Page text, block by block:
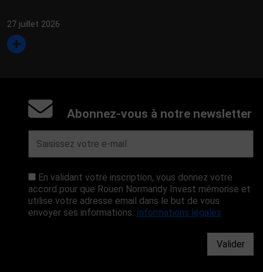
27 juillet 2026
Abonnez-vous à notre newsletter
En validant votre inscription, vous donnez votre
accord pour que Rouen Normandy Invest mémorise et
utilise votre adresse email dans le but de vous
envoyer ses informations. Informations légales
Valider